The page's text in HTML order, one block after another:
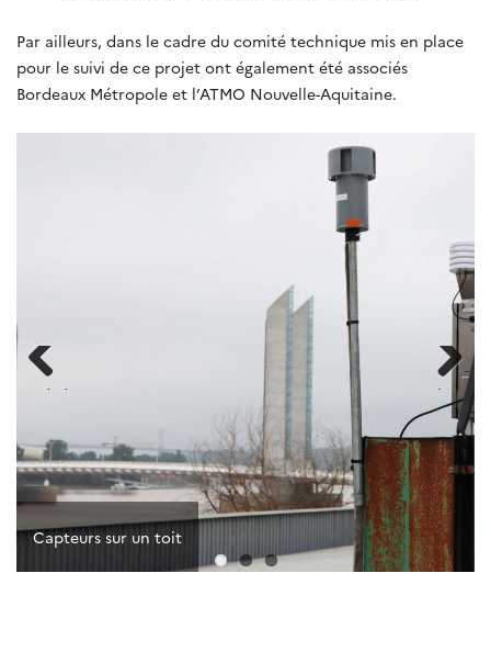
Par ailleurs, dans le cadre du comité technique mis en place
pour le suivi de ce projet ont également été associés
Bordeaux Métropole et l’ATMO Nouvelle-Aquitaine.
Capteurs sur un toit
Capteurs sur le pont Chaban-Delmas
Panache de fumée
Précédent Suivant